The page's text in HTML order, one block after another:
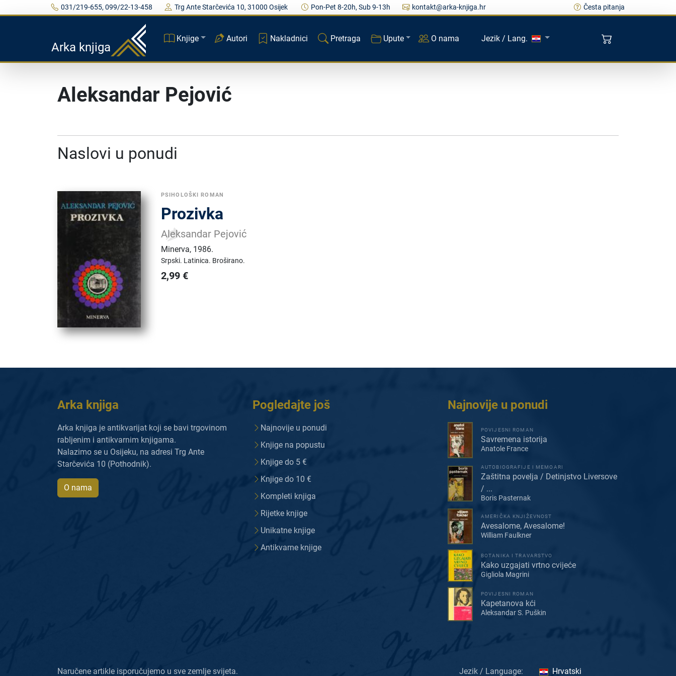
031/219-655, 099/22-13-458 Trg Ante Starčevića 10, 31000 Osijek Pon-Pet 8-20h, Sub 9-13h kontakt@arka-knjiga.hr Česta pitanja
Arka knjiga
Knjige Autori Nakladnici Pretraga Upute O nama Jezik / Lang.
Aleksandar Pejović
Naslovi u ponudi
PSIHOLOŠKI ROMAN
Prozivka
Aleksandar Pejović
Minerva, 1986.
Srpski. Latinica. Broširano.
2,99 €
Arka knjiga
Arka knjiga je antikvarijat koji se bavi trgovinom
rabljenim i antikvarnim knjigama.
Nalazimo se u Osijeku, na adresi Trg Ante
Starčevića 10 (Pothodnik).
O nama
Pogledajte još
Najnovije u ponudi
Knjige na popustu
Knjige do 5 €
Knjige do 10 €
Kompleti knjiga
Rijetke knjige
Unikatne knjige
Antikvarne knjige
Najnovije u ponudi
POVIJESNI ROMAN
Savremena istorija
Anatole France
AUTOBIOGRAFIJE I MEMOARI
Zaštitna povelja / Detinjstvo Liversove
/ ...
Boris Pasternak
AMERIČKA KNJIŽEVNOST
Avesalome, Avesalome!
William Faulkner
BOTANIKA I TRAVARSTVO
Kako uzgajati vrtno cvijeće
Gigliola Magrini
POVIJESNI ROMAN
Kapetanova kći
Aleksandar S. Puškin
Naručene artikle isporučujemo u sve zemlje svijeta. Jezik / Language: Hrvatski